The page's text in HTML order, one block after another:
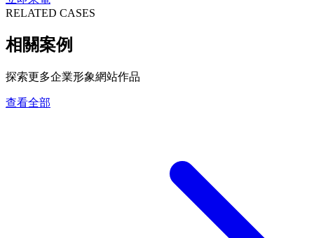
RELATED CASES
相關案例
探索更多企業形象網站作品
查看全部